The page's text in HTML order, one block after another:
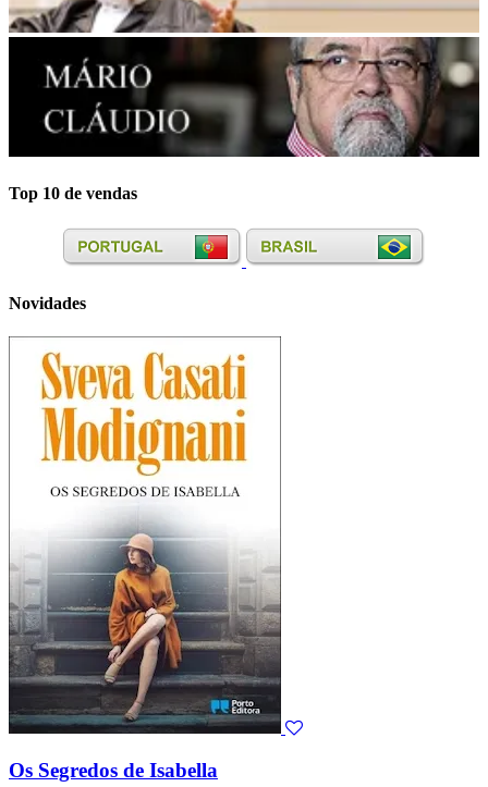
Top 10 de vendas
Novidades
Os Segredos de Isabella